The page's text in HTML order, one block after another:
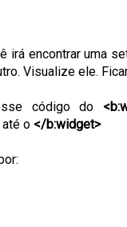
irá encontrar uma
Visualize ele.
código do
até o </b:widget>